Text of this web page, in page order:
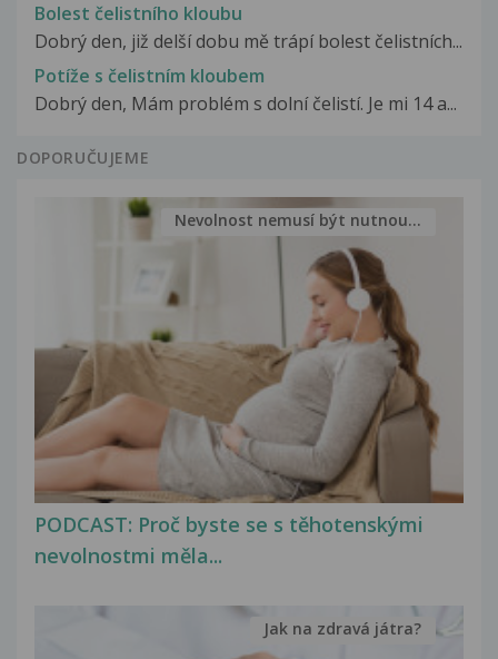
Bolest čelistního kloubu
Dobrý den, již delší dobu mě trápí bolest čelistních...
Potíže s čelistním kloubem
Dobrý den, Mám problém s dolní čelistí. Je mi 14 a...
DOPORUČUJEME
PODCAST: Proč byste se s těhotenskými
nevolnostmi měla...
Nevolnost nemusí být nutnou...
Jak na zdravá játra?